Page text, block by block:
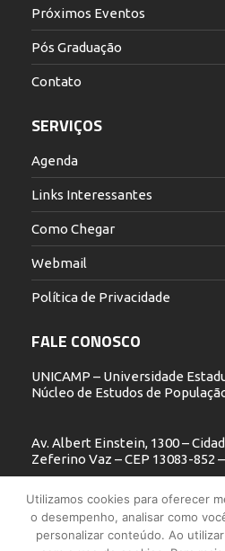
Próximos Eventos
Pós Graduação
Contato
SERVIÇOS
Agenda
Links Interessantes
Como Chegar
Webmail
Política de Privacidade
FALE CONOSCO
UNICAMP – Universidade
Núcleo de Estudos de
Av. Albert Einstein, 1300 –
Zeferino Vaz – CEP 13083-852
19 3521.5900
nepo@unicamp.br
Utilizamos cookies para oferecer
o desempenho, analisar como
personalizar conteúdo. Ao